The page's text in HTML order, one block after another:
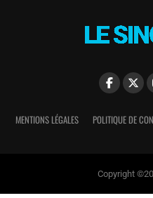
MENTIONS LÉGALES POLITIQUE DE
Copyright